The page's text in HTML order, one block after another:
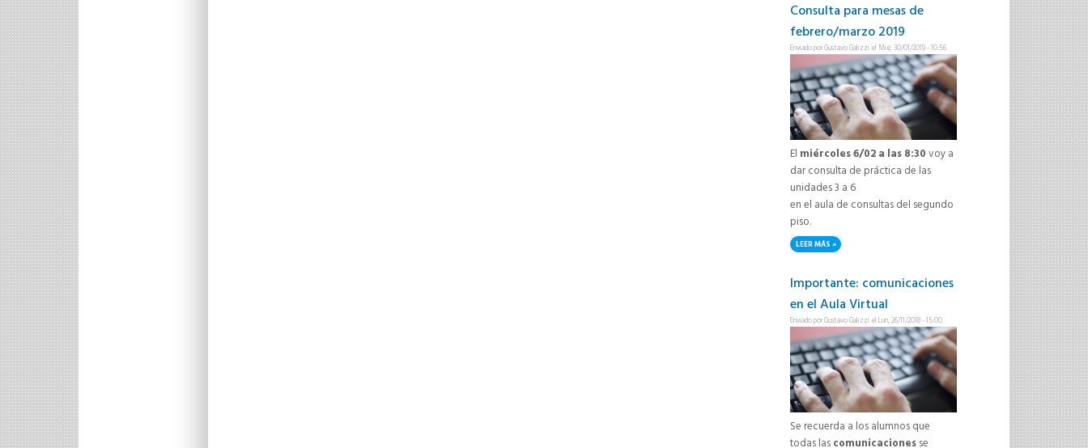
Consulta para mesas de
febrero/marzo 2019
Enviado porGustavo Galizzi el Mié, 30/01/2019 - 10:56
El miércoles 6/02 a las 8:30voy a
dar consulta de práctica de las
unidades 3 a 6
en el aula de consultas del segundo
piso.
LEER MÁS SOBRE CONSULTA PARA MESAS DE FEBRERO/MARZO 2019
Importante: comunicaciones
en el Aula Virtual
Enviado porGustavo Galizzi el Lun, 26/11/2018 - 15:00
Se recuerda a los alumnos que
todas lascomunicacionesse